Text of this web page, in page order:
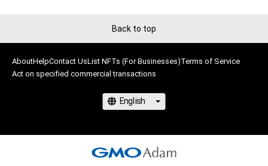
Back to top
AboutHelpContact UsList NFTs (For Businesses)Terms of Service
Act on specified commercial transactions